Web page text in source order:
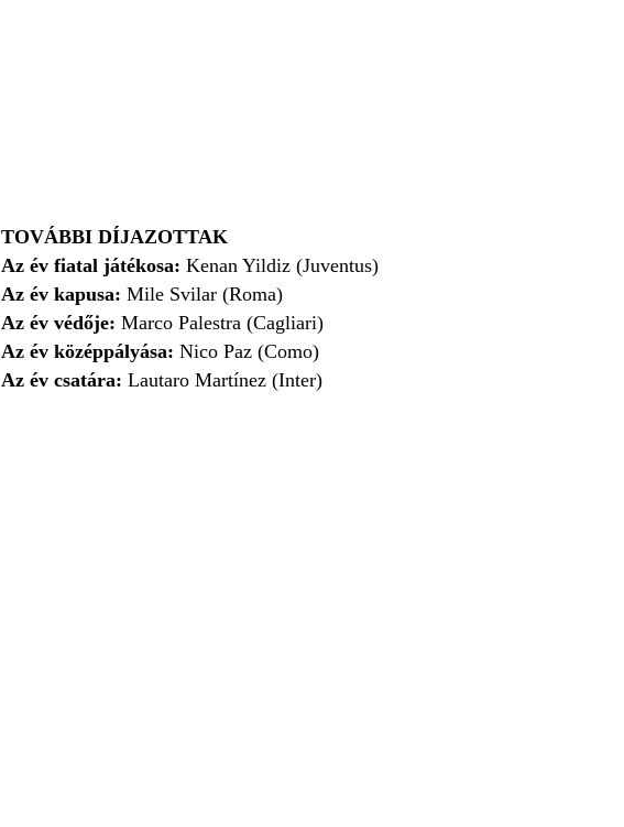
TOVÁBBI DÍJAZOTTAK
Az év fiatal játékosa: Kenan Yildiz (Juventus)
Az év kapusa: Mile Svilar (Roma)
Az év védője: Marco Palestra (Cagliari)
Az év középpályása: Nico Paz (Como)
Az év csatára: Lautaro Martínez (Inter)